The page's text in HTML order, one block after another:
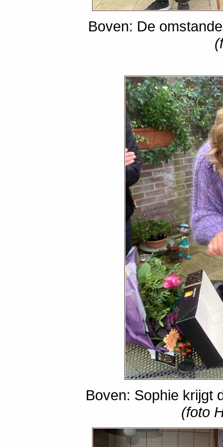
Boven: De
Boven: Sophie krijgt
(foto